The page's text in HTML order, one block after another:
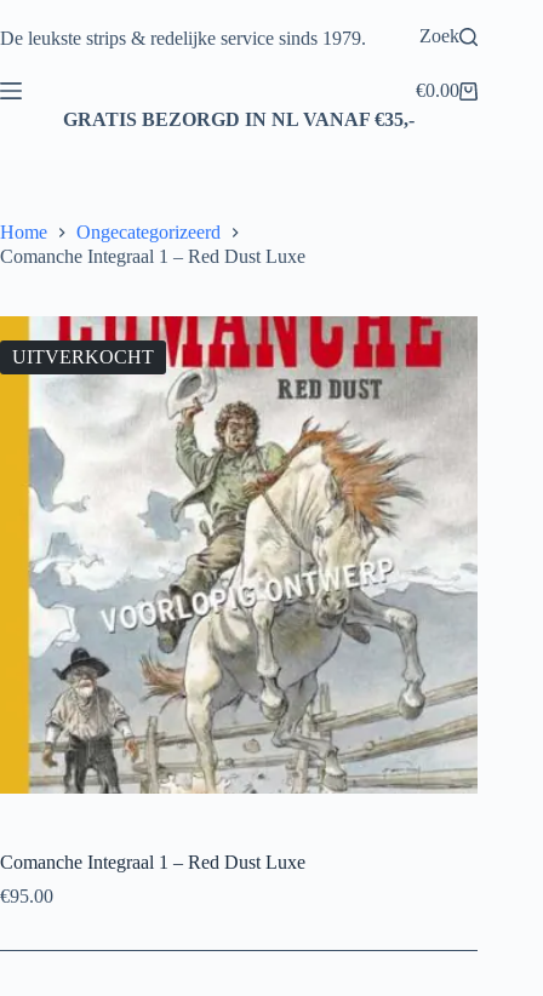
naar
De leukste strips & redelijke service sinds 1979. Zoek
Winkelwagen
€0.00
GRATIS BEZORGD IN NL VANAF €35,-
Home
Ongecategorizeerd
Comanche Integraal 1 – Red Dust Luxe
UITVERKOCHT
Comanche Integraal 1 – Red Dust Luxe
€95.00